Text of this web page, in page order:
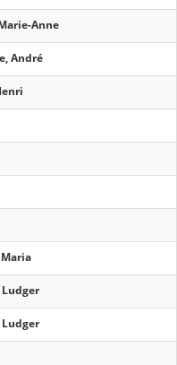
Anne
André
Ludger
Ludger